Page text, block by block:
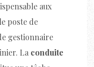
aux
poste de
gestionnaire
La conduite